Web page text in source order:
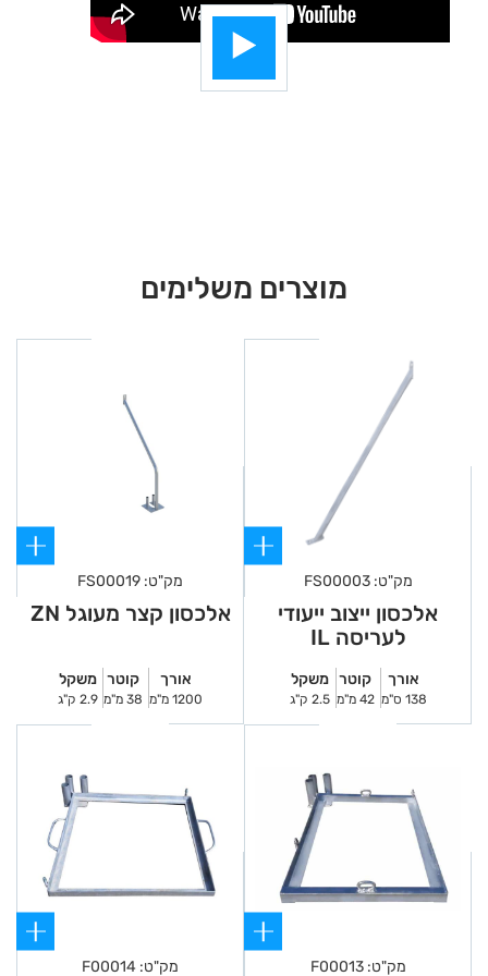
מוצרים משלימים
מק"ט: FS00003
אלכסון ייצוב ייעודי
לעריסה IL
אורך
138 ס"מ
קוטר
42 מ"מ
משקל
2.5 ק"ג
מק"ט: FS00019
אלכסון קצר מעוגל ZN
אורך
1200 מ"מ
קוטר
38 מ"מ
משקל
2.9 ק"ג
מק"ט: F00013 מק"ט: F00014